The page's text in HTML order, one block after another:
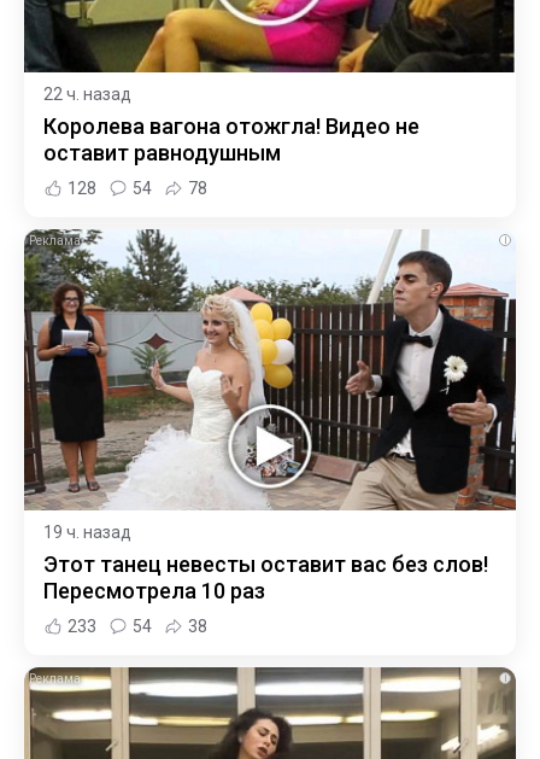
22 ч. назад
Королева вагона отожгла! Видео не
оставит равнодушным
128 54 78
i
19 ч. назад
Этот танец невесты оставит вас без слов!
Пересмотрела 10 раз
233 54 38
i